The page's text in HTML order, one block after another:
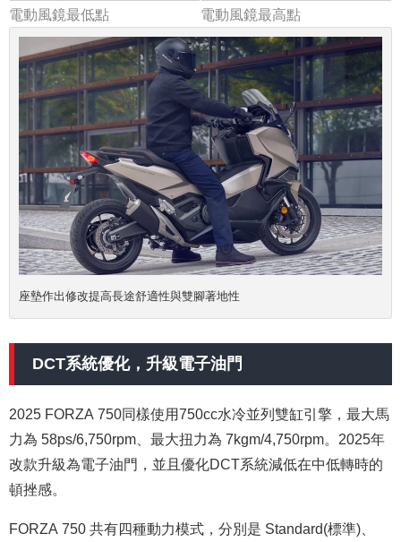
電動風鏡最低點 電動風鏡最高點
座墊作出修改提高長途舒適性與雙腳著地性
DCT系統優化，升級電子油門
2025 FORZA 750同樣使用750cc水冷並列雙缸引擎，最大馬
力為 58ps/6,750rpm、最大扭力為 7kgm/4,750rpm。2025年
改款升級為電子油門，並且優化DCT系統減低在中低轉時的
頓挫感。
FORZA 750 共有四種動力模式，分別是 Standard(標準)、